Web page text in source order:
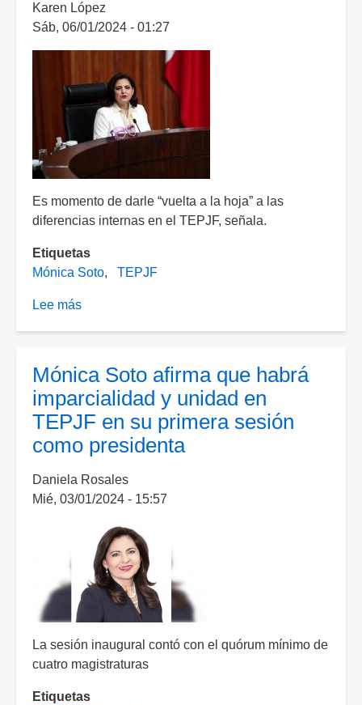
15
de
agosto
Karen López
Sáb, 06/01/2024 - 01:27
Es momento de darle “vuelta a la hoja” a las
diferencias internas en el TEPJF, señala.
Etiquetas
Mónica Soto
TEPJF
Lee más
del
TEPJF
superar
diferencias
para
enfocarse
en
electoral
Mónica Soto afirma que habrá
imparcialidad y unidad en
TEPJF en su primera sesión
como presidenta
Daniela Rosales
Mié, 03/01/2024 - 15:57
La sesión inaugural contó con el quórum mínimo de
cuatro magistraturas
Etiquetas